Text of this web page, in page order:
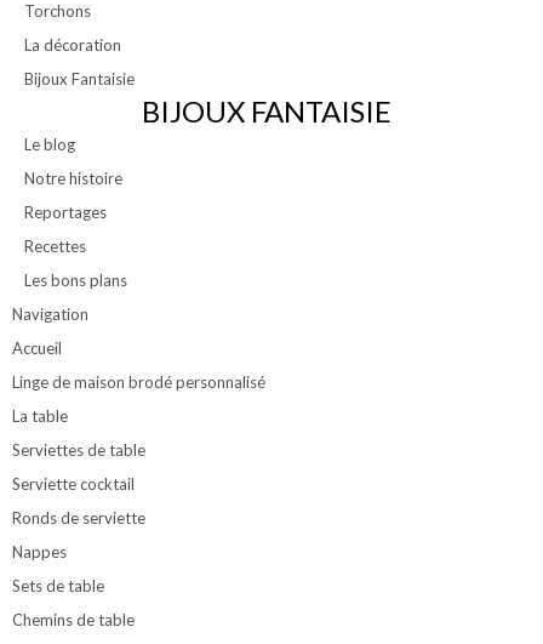
Torchons
La décoration
Bijoux Fantaisie
BIJOUX FANTAISIE
Le blog
Notre histoire
Reportages
Recettes
Les bons plans
Navigation
Accueil
Linge de maison brodé personnalisé
La table
Serviettes de table
Serviette cocktail
Ronds de serviette
Nappes
Sets de table
Chemins de table